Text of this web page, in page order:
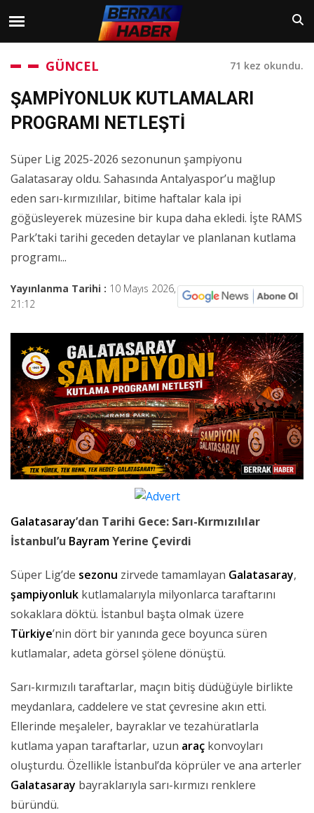
GÜNCEL 71 kez okundu.
ŞAMPİYONLUK KUTLAMALARI
PROGRAMI NETLEŞTİ
Süper Lig 2025-2026 sezonunun şampiyonu
Galatasaray oldu. Sahasında Antalyaspor’u mağlup
eden sarı-kırmızılılar, bitime haftalar kala ipi
göğüsleyerek müzesine bir kupa daha ekledi. İşte RAMS
Park’taki tarihi geceden detaylar ve planlanan kutlama
programı...
Yayınlanma Tarihi : 10 Mayıs 2026,
21:12
Galatasaray’dan Tarihi Gece: Sarı-Kırmızılılar
İstanbul’u BayramYerine Çevirdi
Süper Lig’de sezonu zirvede tamamlayan Galatasaray,
şampiyonluk kutlamalarıyla milyonlarca taraftarını
sokaklara döktü. İstanbul başta olmak üzere
Türkiye’nin dört bir yanında gece boyunca süren
kutlamalar, adeta görsel şölene dönüştü.
Sarı-kırmızılı taraftarlar, maçın bitiş düdüğüyle birlikte
meydanlara, caddelere ve stat çevresine akın etti.
Ellerinde meşaleler, bayraklar ve tezahüratlarla
kutlama yapan taraftarlar, uzun araç konvoyları
oluşturdu. Özellikle İstanbul’da köprüler ve ana arterler
Galatasaray bayraklarıyla sarı-kırmızı renklere
büründü.